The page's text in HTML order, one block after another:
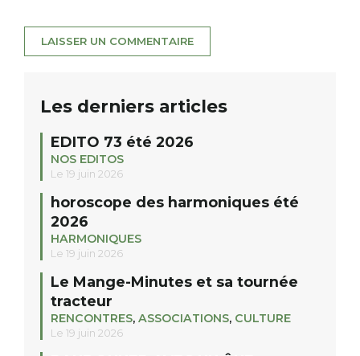
Les derniers articles
EDITO 73 été 2026
NOS EDITOS
Le 19 juin 2026
horoscope des harmoniques été
2026
HARMONIQUES
Le 19 juin 2026
Le Mange-Minutes et sa tournée
tracteur
RENCONTRES, ASSOCIATIONS, CULTURE
Le 19 juin 2026